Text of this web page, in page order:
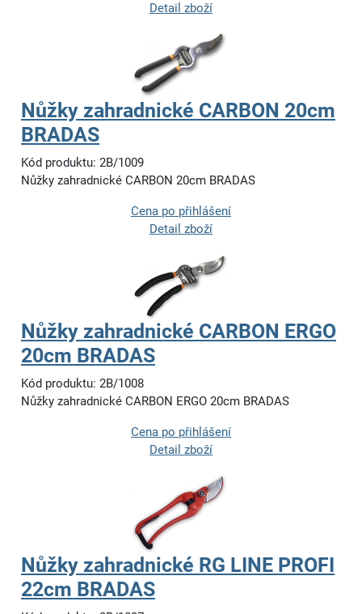
Detail zboží
Nůžky zahradnické CARBON 20cm
BRADAS
Kód produktu: 2B/1009
Nůžky zahradnické CARBON 20cm BRADAS
Cena po přihlášení
Detail zboží
Nůžky zahradnické CARBON ERGO
20cm BRADAS
Kód produktu: 2B/1008
Nůžky zahradnické CARBON ERGO 20cm BRADAS
Cena po přihlášení
Detail zboží
Nůžky zahradnické RG LINE PROFI
22cm BRADAS